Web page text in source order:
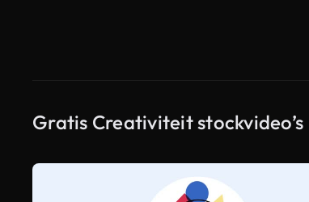
Gratis Creativiteit stockvideo’s